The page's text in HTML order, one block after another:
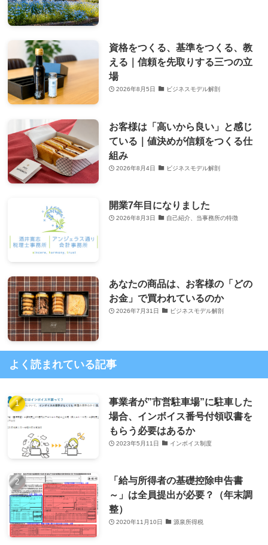
資格をつくる、基準をつくる、教
える｜信頼を先取りする三つの立
場
2026年8月5日 ビジネスモデル解剖
お客様は「高いから良い」と感じ
ている｜値決めが信頼をつくる仕
組み
2026年8月4日 ビジネスモデル解剖
開業7年目になりました
2026年8月3日 自己紹介、当事務所の特徴
あなたの商品は、お客様の「どの
お金」で買われているのか
2026年7月31日 ビジネスモデル解剖
よく読まれている記事
事業者が”市営駐車場”に駐車した
場合、インボイス番号付領収書を
もらう必要はあるか
2023年5月11日 インボイス制度
「給与所得者の基礎控除申告書
～」は全員提出が必要？（年末調
整）
2020年11月10日 源泉所得税